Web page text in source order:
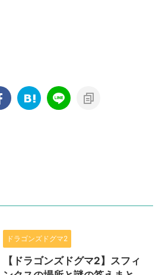
ドラゴンズドグマ2
【ドラゴンズドグマ2】スフィ